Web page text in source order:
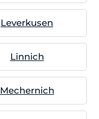
Leverkusen
Linnich
Mechernich